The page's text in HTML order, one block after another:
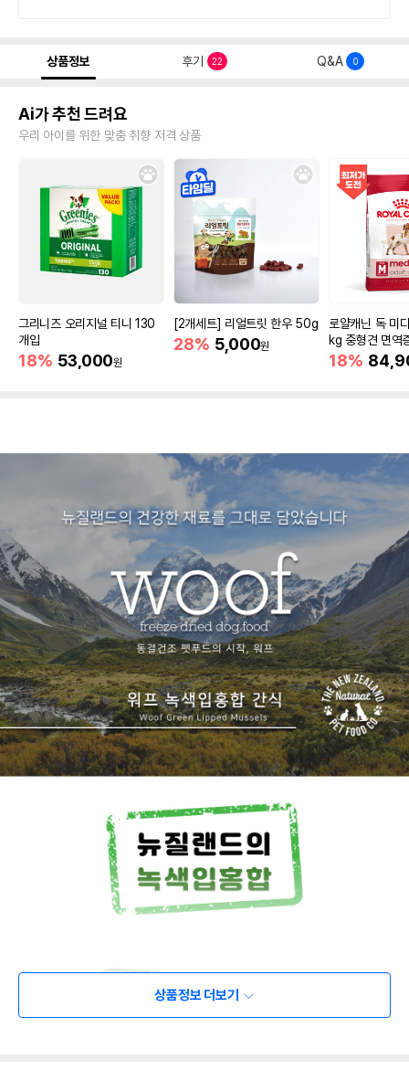
상품정보 후기 22 Q&A 0
Ai가 추천 드려요
우리 아이를 위한 맞춤 취향 저격 상품
그리니즈 오리지널 티니 130
개입
18% 53,000원
[2개세트] 리얼트릿 한우 50g
28% 5,000원
로얄캐닌 독 미
kg 중형견 면역
18%
상품정보 더보기